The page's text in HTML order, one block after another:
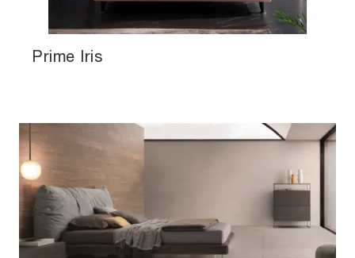
Prime Iris